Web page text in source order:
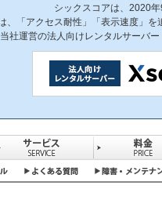
シックスコアは、2020
、「アクセス耐性」「表示速度」
当社運営の法人向けレンタルサーバー